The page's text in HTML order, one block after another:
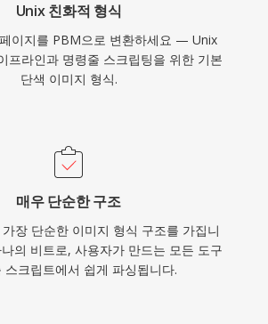
Unix 친화적 형식
이지를 PBM으로 변환하세요 — Unix
프라인과 명령줄 스크립팅을 위한 기본
단색 이미지 형식.
매우 단순한 구조
장 단순한 이미지 형식 구조를 가집니
의 비트로, 사용자가 만드는 모든 도구
스크립트에서 쉽게 파싱됩니다.